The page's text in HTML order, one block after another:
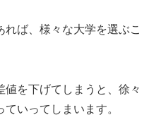
ば、様々な大学を選ぶこ
を下げてしまうと、徐々
いってしまいます。